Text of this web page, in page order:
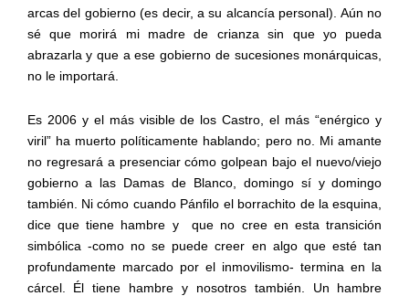
arcas del gobierno (es decir, a su alcancía personal). Aún no
sé que morirá mi madre de crianza sin que yo pueda
abrazarla y que a ese gobierno de sucesiones monárquicas,
no le importará.
Es 2006 y el más visible de los Castro, el más “enérgico y
viril” ha muerto políticamente hablando; pero no. Mi amante
no regresará a presenciar cómo golpean bajo el nuevo/viejo
gobierno a las Damas de Blanco, domingo sí y domingo
también. Ni cómo cuando Pánfilo el borrachito de la esquina,
dice que tiene hambre y
que no cree en esta transición
simbólica -como no se puede creer en algo que esté tan
profundamente marcado por el inmovilismo- termina en la
cárcel. Él tiene hambre y nosotros también. Un hambre